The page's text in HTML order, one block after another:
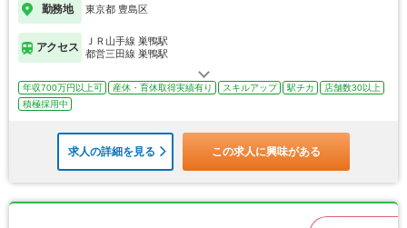
勤務地 東京都 豊島区
アクセス
ＪＲ山手線 巣鴨駅
都営三田線 巣鴨駅
年収700万円以上可 産休・育休取得実績有り スキルアップ 駅チカ
店舗数30以上
積極採用中
求人の詳細を見る この求人に興味がある